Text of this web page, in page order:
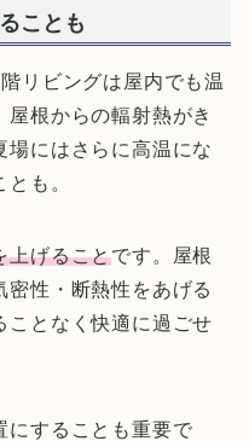
ことも
リビングは屋内でも温
屋根からの輻射熱がき
場にはさらに高温にな
も。
上げることです。屋根
密性・断熱性をあげる
ことなく快適に過ごせ
にすることも重要で